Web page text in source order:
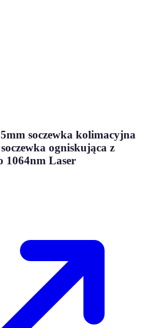
soczewka kolimacyjna
ogniskująca z
1064nm Laser